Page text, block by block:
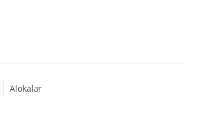
Alokalar